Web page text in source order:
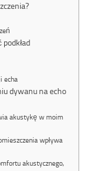
echa
dywanu na echo
akustykę w moim
wpływa
akustycznego,